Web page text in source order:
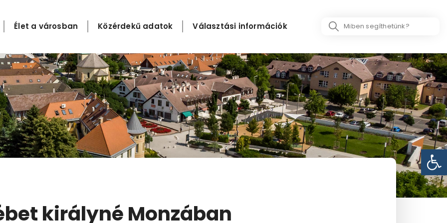
Élet a városban Közérdekű adatok Választási információk
Search
királyné Monzában